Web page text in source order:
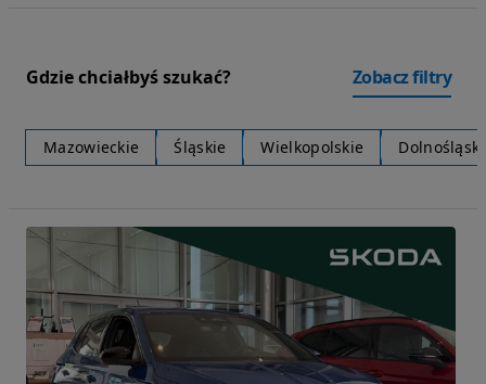
Gdzie chciałbyś szukać? Zobacz filtry
Mazowieckie Śląskie Wielkopolskie